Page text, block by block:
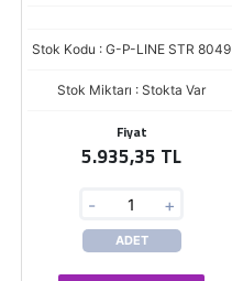
Stok Kodu : G-P-LINE STR 8049
Stok Miktarı : Stokta Var
Fiyat
5.935,35 TL
- +
ADET